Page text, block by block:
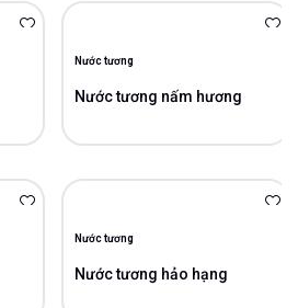
Nước tương
Nước tương nấm hương
Nước tương
Nước tương hảo hạng